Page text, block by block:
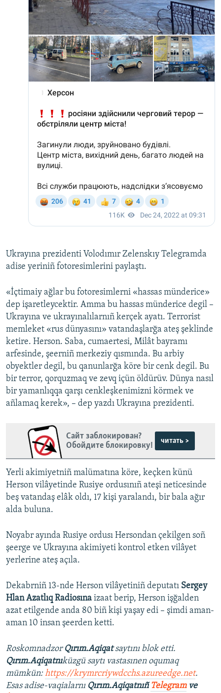
Ukrayına prezidenti Volodımır Zelenskıy Telegramda
adise yeriniñ fotoresimlerini paylaştı.
«İçtimaiy ağlar bu fotoresimlerni «hassas münderice»
dep işaretleycektir. Amma bu hassas münderice degil –
Ukrayına ve ukrayınalılarnıñ kerçek ayatı. Terrorist
memleket «rus dünyasını» vatandaşlarğa ateş şeklinde
ketire. Herson. Saba, cumaertesi, Milât bayramı
arfesinde, şeerniñ merkeziy qısmında. Bu arbiy
obyektler degil, bu qanunlarğa köre bir cenk degil. Bu
bir terror, qorquzmaq ve zevq içün öldürüv. Dünya nasıl
bir yamanlıqqa qarşı cenkleşkenimizni körmek ve
añlamaq kerek», – dep yazdı Ukrayına prezidenti.
Сайт заблокирован?
Обойдите блокировку!
читать >
Yerli akimiyetniñ malümatına köre, keçken künü
Herson vilâyetinde Rusiye ordusınıñ ateşi neticesinde
beş vatandaş elâk oldı, 17 kişi yaralandı, bir bala ağır
alda buluna.
Noyabr ayında Rusiye ordusı Hersondan çekilgen soñ
şeerge ve Ukrayına akimiyeti kontrol etken vilâyet
yerlerine ateş açıla.
Dekabrniñ 13-nde Herson vilâyetiniñ deputatı Sergey
Hlan Azatlıq Radiosına izaat berip, Herson işğalden
azat etilgende anda 80 biñ kişi yaşay edi – şimdi aman-
aman 10 insan şeerden ketti.
Roskomnadzor Qırım.Aqiqatsaytını blok etti.
Qırım.Aqiqatnıküzgü saytı vastasınen oqumaq
mümkün:https://krymrcriywdcchs.azureedge.net.
Esas adise-vaqialarnı Qırım.Aqiqatnıñ Telegramve